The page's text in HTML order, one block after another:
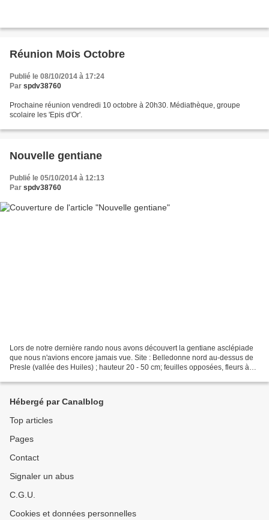
Réunion Mois Octobre
Publié le 08/10/2014 à 17:24
Par spdv38760
Prochaine réunion vendredi 10 octobre à 20h30. Médiathèque, groupe
scolaire les 'Epis d'Or'.
Nouvelle gentiane
Publié le 05/10/2014 à 12:13
Par spdv38760
Lors de notre dernière rando nous avons découvert la gentiane asclépiade
que nous n'avions encore jamais vue. Site : Belledonne nord au-dessus de
Presle (vallée des Huiles) ; hauteur 20 - 50 cm; feuilles opposées, fleurs à
Hébergé par Canalblog
Top articles
Pages
Contact
Signaler un abus
C.G.U.
Cookies et données personnelles